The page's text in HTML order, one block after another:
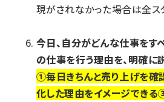
現がされなかった場合は全ス
今日、自分がどんな仕事をす
の仕事を行う理由を、明確に
①毎日きちんと売り上げを
化した理由をイメージでき